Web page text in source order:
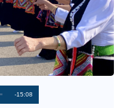
R
-15:08